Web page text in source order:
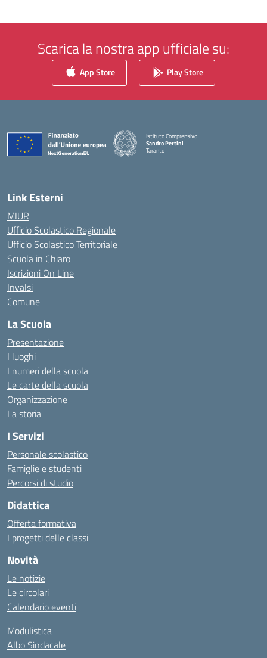
Scarica la nostra app ufficiale su:
App Store Play Store
Istituto Comprensivo
Sandro Pertini
Taranto
Link Esterni
MIUR
Ufficio Scolastico Regionale
Ufficio Scolastico Territoriale
Scuola in Chiaro
Iscrizioni On Line
Invalsi
Comune
La Scuola
Presentazione
I luoghi
I numeri della scuola
Le carte della scuola
Organizzazione
La storia
I Servizi
Personale scolastico
Famiglie e studenti
Percorsi di studio
Didattica
Offerta formativa
I progetti delle classi
Novità
Le notizie
Le circolari
Calendario eventi
Modulistica
Albo Sindacale